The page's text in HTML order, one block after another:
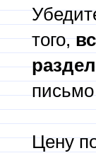
того,в
письмо
Цену